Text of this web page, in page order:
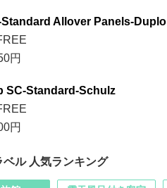
Standard Allover Panels-Duplo
円
SC-Standard-Schulz
円
ベル 人気ランキング